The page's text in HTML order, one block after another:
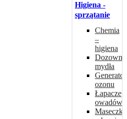
Higiena -
sprzątanie
Chemia
–
higiena
Dozowniki
mydła
Generatory
ozonu
Łapacze
owadów
Maseczki,